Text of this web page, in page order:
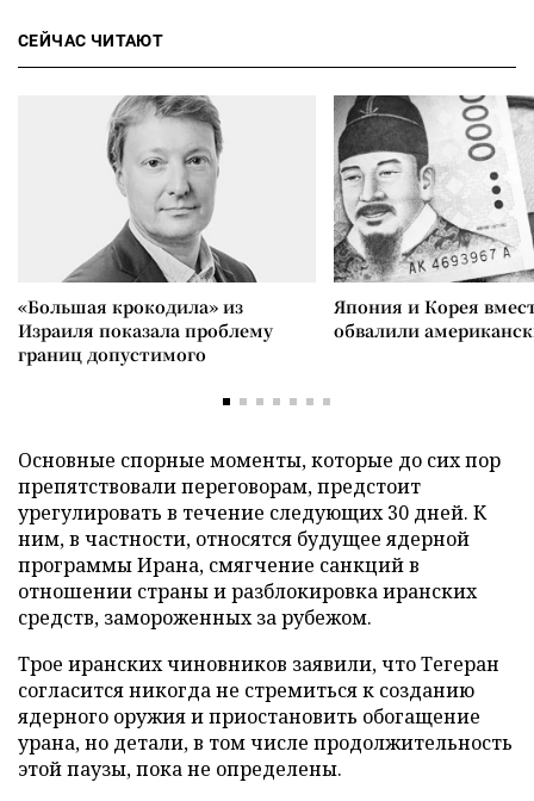
СЕЙЧАС ЧИТАЮТ
«Большая крокодила» из
Израиля показала проблему
границ допустимого
Япония и Корея
обвалили
Основные спорные моменты, которые до сих пор
препятствовали переговорам, предстоит
урегулировать в течение следующих 30 дней. К
ним, в частности, относятся будущее ядерной
программы Ирана, смягчение санкций в
отношении страны и разблокировка иранских
средств, замороженных за рубежом.
Трое иранских чиновников заявили, что Тегеран
согласится никогда не стремиться к созданию
ядерного оружия и приостановить обогащение
урана, но детали, в том числе продолжительность
этой паузы, пока не определены.